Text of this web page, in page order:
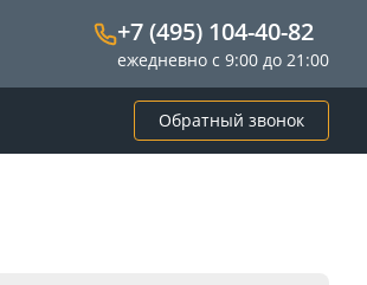
+7 (495) 104-40-82
ежедневно с 9:00 до 21:00
Обратный звонок